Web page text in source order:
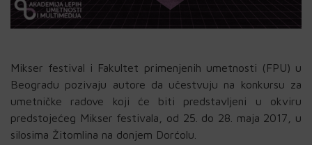
Mikser festival i Fakultet primenjenih umetnosti (FPU) u
Beogradu pozivaju autore da učestvuju na konkursu za
umetničke radove koji će biti predstavljeni u okviru
predstojećeg Mikser festivala, od 25. do 28. maja 2017, u
silosima Žitomlina na donjem Dorćolu.